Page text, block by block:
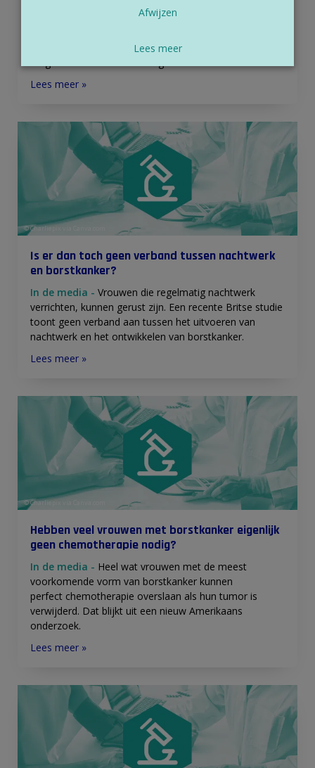
Uit voorzorg beide borsten laten
volgens een Nederlands onderzoek niet nodig zijn voor
Lees meer »
© Charliepix via Canva.com
Is er dan toch geen verband tussen nachtwerk
en borstkanker?
In de media - Vrouwen die regelmatig nachtwerk
verrichten, kunnen gerust zijn. Een recente Britse studie
toont geen verband aan tussen het uitvoeren van
nachtwerk en het ontwikkelen van borstkanker.
Lees meer »
© Charliepix via Canva.com
Hebben veel vrouwen met borstkanker eigenlijk
geen chemotherapie nodig?
In de media - Heel wat vrouwen met de meest
voorkomende vorm van borstkanker kunnen
perfect chemotherapie overslaan als hun tumor is
verwijderd. Dat blijkt uit een nieuw Amerikaans
onderzoek.
Lees meer »
Afwijzen
Lees meer